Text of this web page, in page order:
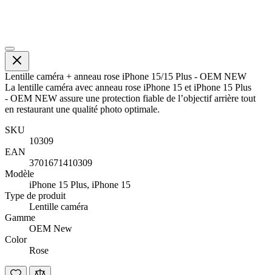
Lentille caméra + anneau rose iPhone 15/15 Plus - OEM NEW
La lentille caméra avec anneau rose iPhone 15 et iPhone 15 Plus
- OEM NEW assure une protection fiable de l’objectif arrière tout
en restaurant une qualité photo optimale.
SKU
10309
EAN
3701671410309
Modèle
iPhone 15 Plus, iPhone 15
Type de produit
Lentille caméra
Gamme
OEM New
Color
Rose